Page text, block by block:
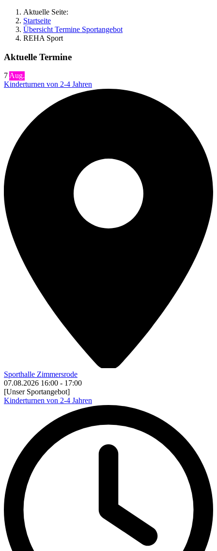
Aktuelle Seite:
Startseite
Übersicht Termine Sportangebot
REHA Sport
Aktuelle Termine
7Aug.
Kinderturnen von 2-4 Jahren
Sporthalle Zimmersrode
07.08.2026 16:00 - 17:00
[Unser Sportangebot]
Kinderturnen von 2-4 Jahren